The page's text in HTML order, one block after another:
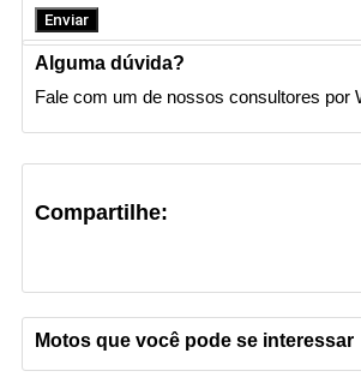
Enviar
Alguma dúvida?
Fale com um de nossos consultores por
Compartilhe:
Motos que você pode se interessar